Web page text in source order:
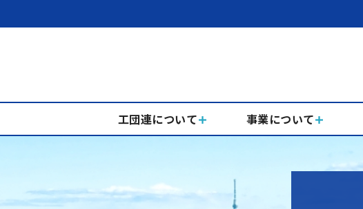
工団連について 事業について